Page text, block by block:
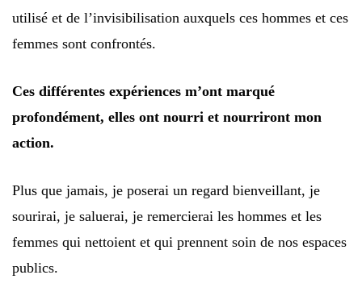
utilisé et de l’invisibilisation auxquels ces hommes et ces
femmes sont confrontés.
Ces différentes expériences m’ont marqué
profondément, elles ont nourri et nourriront mon
action.
Plus que jamais, je poserai un regard bienveillant, je
sourirai, je saluerai, je remercierai les hommes et les
femmes qui nettoient et qui prennent soin de nos espaces
publics.